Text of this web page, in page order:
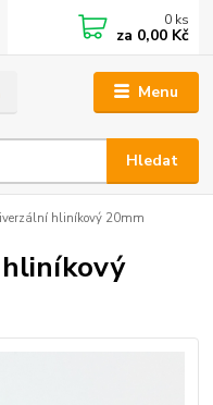
Menu
Hledat
0 ks
za 0,00 Kč
hliníkový 20mm